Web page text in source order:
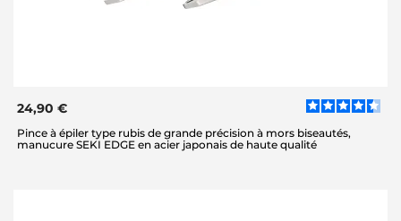
24,90 €
Pince à épiler type rubis de grande précision à mors biseautés,
manucure SEKI EDGE en acier japonais de haute qualité